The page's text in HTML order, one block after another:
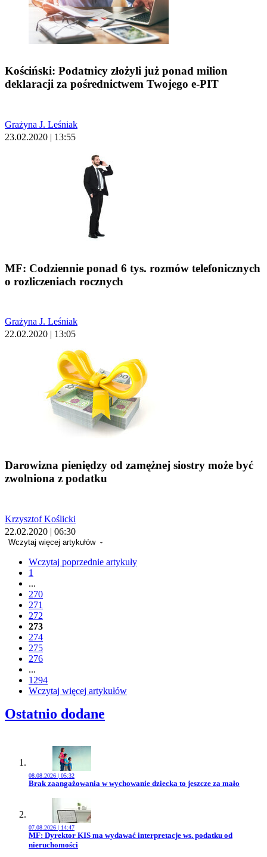
Kościński: Podatnicy złożyli już ponad milion
deklaracji za pośrednictwem Twojego e-PIT
Grażyna J. Leśniak
23.02.2020 | 13:55
MF: Codziennie ponad 6 tys. rozmów telefonicznych
o rozliczeniach rocznych
Grażyna J. Leśniak
22.02.2020 | 13:05
Darowizna pieniędzy od zamężnej siostry może być
zwolniona z podatku
Krzysztof Koślicki
22.02.2020 | 06:30
Wczytaj więcej artykułów
Wczytaj poprzednie artykuły
1
...
270
271
272
273
274
275
276
...
1294
Wczytaj więcej artykułów
Ostatnio dodane
08.08.2026 | 05:32
Przejdź do artykułu:
Brak zaangażowania w wychowanie dziecka to jeszcze za mało
07.08.2026 | 14:47
Przejdź do artykułu:
MF: Dyrektor KIS ma wydawać interpretacje ws. podatku od
nieruchomości